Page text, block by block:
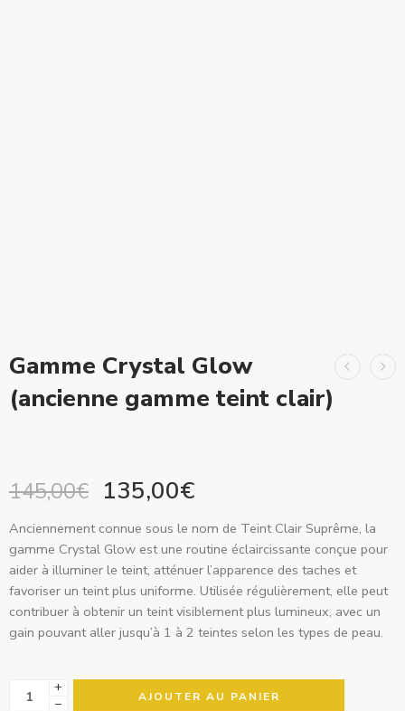
Gamme Crystal Glow
(ancienne gamme teint clair)
145,00€ 135,00€
Anciennement connue sous le nom de Teint Clair Suprême, la
gamme Crystal Glow est une routine éclaircissante conçue pour
aider à illuminer le teint, atténuer l’apparence des taches et
favoriser un teint plus uniforme. Utilisée régulièrement, elle peut
contribuer à obtenir un teint visiblement plus lumineux, avec un
gain pouvant aller jusqu’à 1 à 2 teintes selon les types de peau.
+
−
AJOUTER AU PANIER